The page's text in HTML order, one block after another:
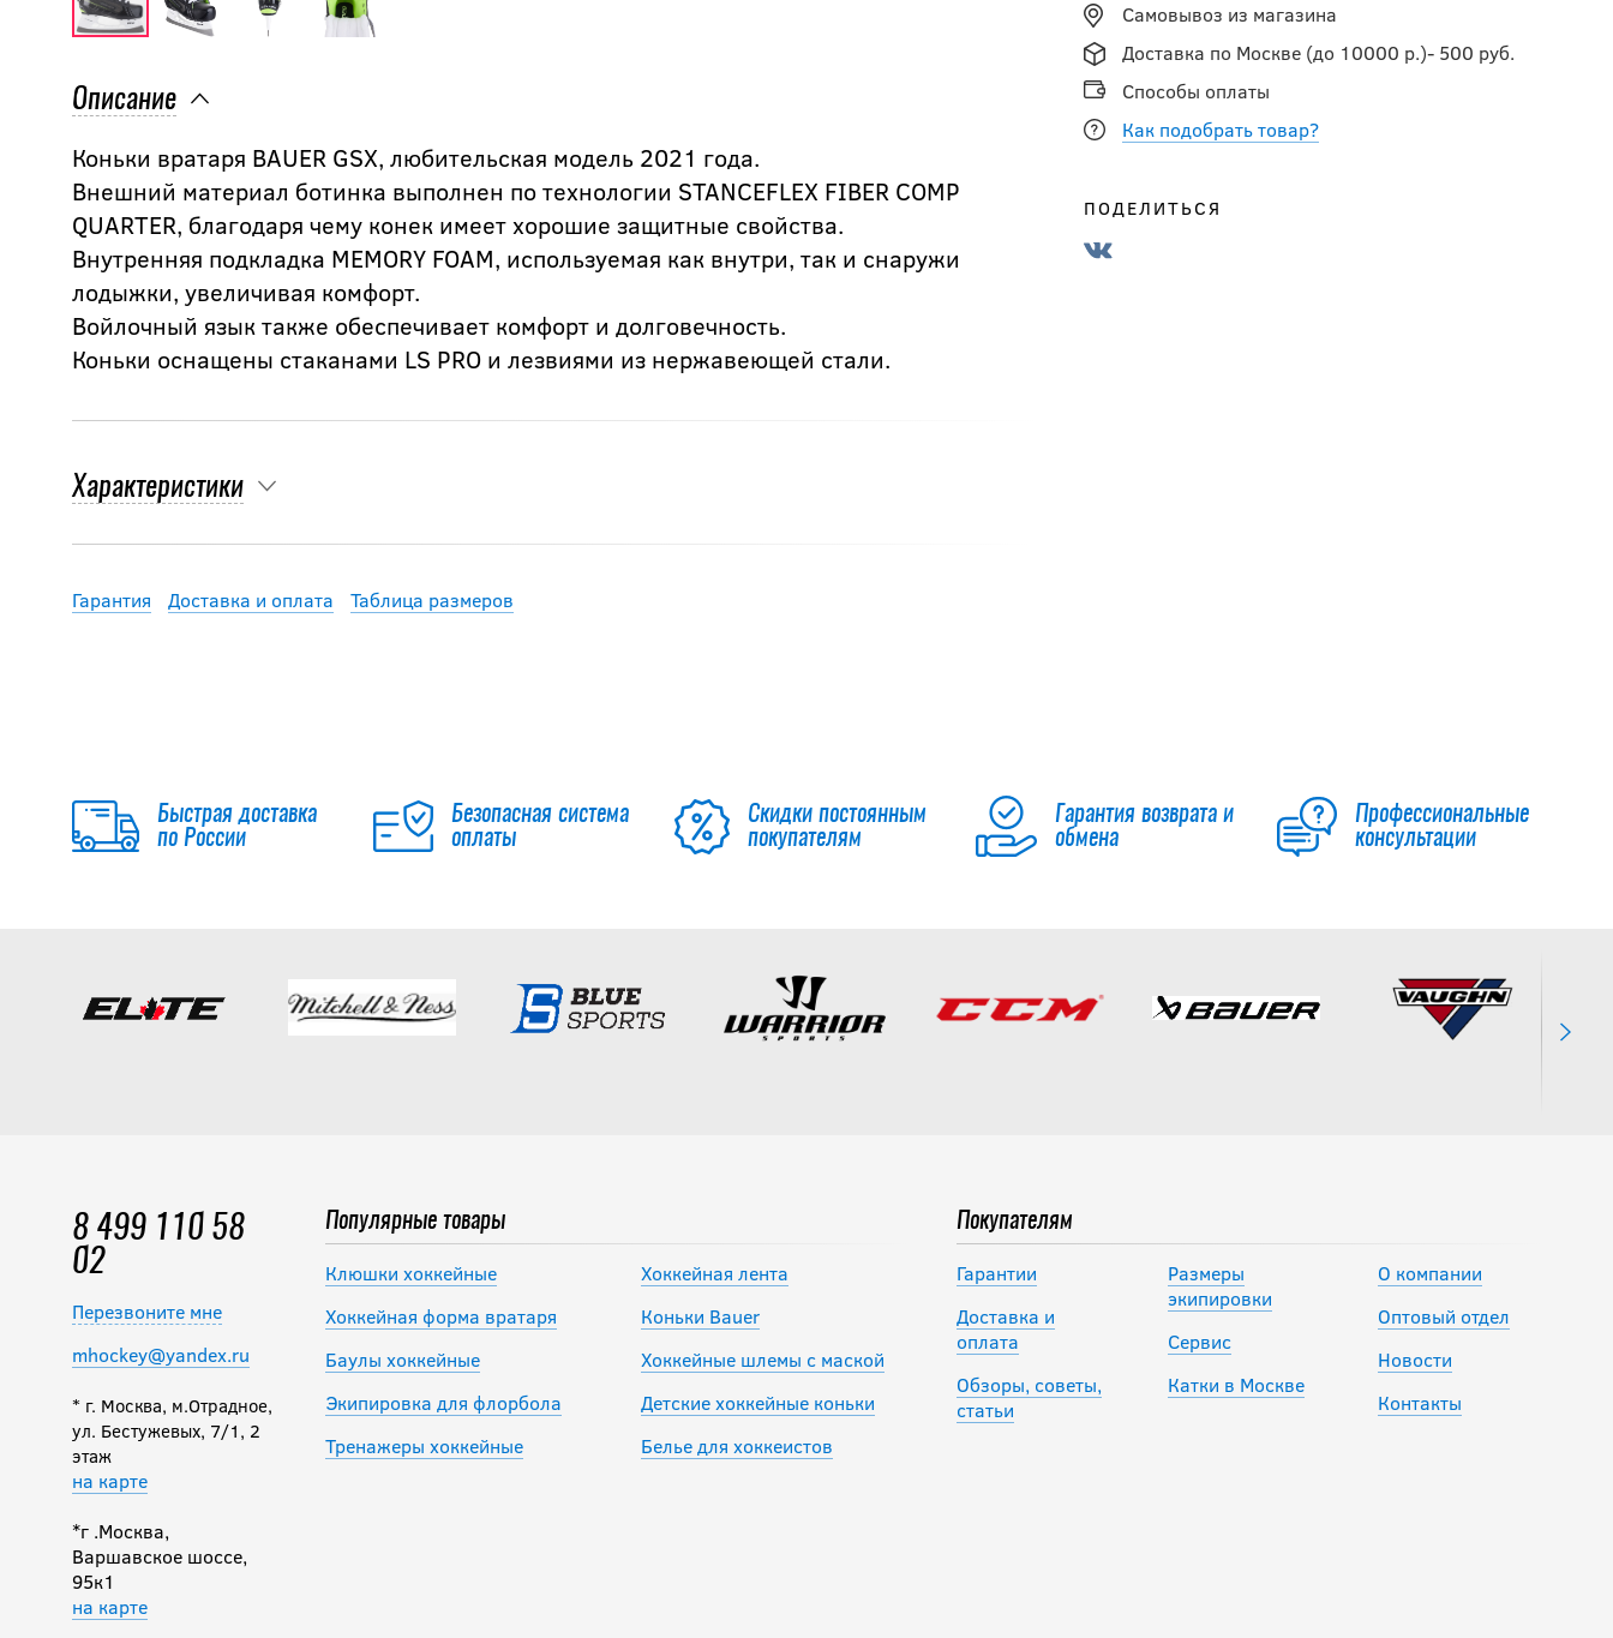
Описание
Коньки вратаря BAUER GSX, любительская модель 2021 года.
Внешний материал ботинка выполнен по технологии STANCEFLEX FIBER COMP
QUARTER, благодаря чему конек имеет хорошие защитные свойства.
Внутренняя подкладка MEMORY FOAM, используемая как внутри, так и снаружи
лодыжки, увеличивая комфорт.
Войлочный язык также обеспечивает комфорт и долговечность.
Коньки оснащены стаканами LS PRO и лезвиями из нержавеющей стали.
Характеристики
Гарантия Доставка и оплата Таблица размеров
Самовывоз из магазина
Доставка по Москве (до 10000 р.)- 500 руб.
Способы оплаты
Как подобрать товар?
ПОДЕЛИТЬСЯ
Быстрая доставка
по России
Безопасная система
оплаты
Скидки постоянным
покупателям
Гарантия возврата и
обмена
Профессиональные
консультации
8 499 110 58
02
Перезвоните мне
mhockey@yandex.ru
* г. Москва, м.Отрадное,
ул. Бестужевых, 7/1, 2
этаж
на карте
*г .Москва,
Варшавское шоссе,
95к1
на карте
Популярные товары
Клюшки хоккейные
Хоккейная форма вратаря
Баулы хоккейные
Экипировка для флорбола
Тренажеры хоккейные
Хоккейная лента
Коньки Bauer
Хоккейные шлемы с маской
Детские хоккейные коньки
Белье для хоккеистов
Покупателям
Гарантии
Доставка и
оплата
Обзоры, советы,
статьи
Размеры
экипировки
Сервис
Катки в Москве
О компании
Оптовый отдел
Новости
Контакты